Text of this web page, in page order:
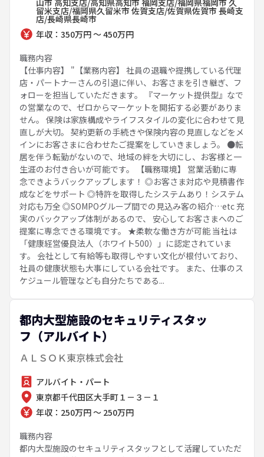
山市 高知支店/高知県高知市 福岡支店/福岡県福岡市 久
留米支店/福岡県久留米市 佐賀支店/佐賀県佐賀市 長崎支
店/長崎県長崎市
年収：350万円 ～ 450万円
職務内容
【仕事内容】 "【業務内容】 社員の退職や提携している代理
店・パートナーさんの引退に伴い、お客さまを引き継ぎ、フ
ォローを担当していただきます。 『マーケット提供型』なで
の営業なので、ゼロからマーケットを開拓する必要がありま
せん。 保険は家族構成やライフスタイルの変化に合わせて見
直しが大切。 契約更新の手続きや保険内容の見直しなどをメ
インにお客さまに合わせたご提案をしていきましょう。 ●転
居を伴う転勤がないので、地域の絆を大切にし、お客様と一
生涯のお付き合いが可能です。 【職務環境】 営業活動に専
念できようバックアップします！ ◎お客さま対応や見積書作
成などをサポート ◎特許を取得したシステムあり！システム
対応も万全 ◎SOMPOグループ間での見込み客の紹介…etc 充
実のバックアップ体制があるので、 安心してお客さまへのご
提案に専念できる環境です。 ★柔軟な働き方が可能 当社は
「健康経営優良法人（ホワイト500）」に認定されていま
す。 会社として有給等も取得しやすい文化が根付いており、
社員の健康状態も大事にしている会社です。 また、仕事のス
ケジュール管理なども自分たちである...
都内大型施設のセキュリティスタッ
フ（アルバイト）
ＡＬＳＯＫ東京株式会社
アルバイト・パート
東京都千代田区大手町１－３－１
年収：250万円 ～ 250万円
職務内容
都内大型施設のセキュリティスタッフとして活躍していただ